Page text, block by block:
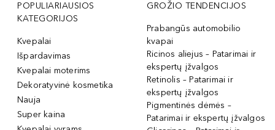
POPULIARIAUSIOS
KATEGORIJOS
Kvepalai
Išpardavimas
Kvepalai moterims
Dekoratyvinė kosmetika
Nauja
Super kaina
GROŽIO TENDENCIJOS
Prabangūs automobilio
kvapai
Ricinos aliejus – Patarimai ir
ekspertų įžvalgos
Retinolis – Patarimai ir
ekspertų įžvalgos
Pigmentinės dėmės –
Patarimai ir ekspertų įžvalgos